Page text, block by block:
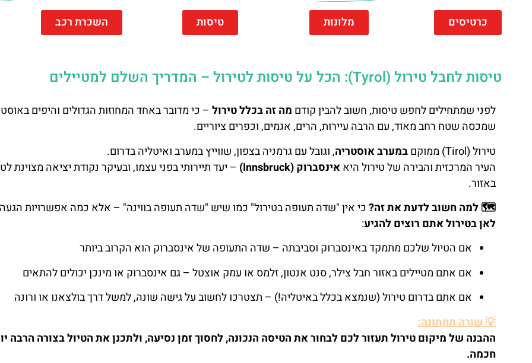
כרטיסים מלונות טיסות השכרת רכב
טיסות לחבל טירול (Tyrol): הכל על טיסות לטירול – המדריך השלם למטיילים
לפני שמתחילים לחפש טיסות, חשוב להבין קודם מה זה בכלל טירול– כי מדובר באחד המחוזות הגדולים והיפים
שמכסה שטח רחב מאוד, עם הרבה עיירות, הרים, אגמים, וכפרים ציוריים.
טירול (Tirol) ממוקם
במערב אוסטריה, וגובל עם גרמניה בצפון, שווייץ במערב ואיטליה בדרום.
העיר המרכזית והבירה של טירול היאאינסברוק (Innsbruck)
– יעד תיירותי בפני עצמו, ובעיקר נקודת יציאה מצוינת
באזור.
🗺️ למה חשוב לדעת את זה?כי אין "שדה תעופה בטירול" כמו שיש "שדה תעופה בווינה" – אלא כמה אפשרויות
לאן בטירול אתם רוצים להגיע:
אם הטיול שלכם מתמקד באינסברוק וסביבתה – שדה התעופה של אינסברוק הוא הקרוב ביותר
אם אתם מטיילים באזור חבל צילר, סנט אנטון, זלמס או עמק אוצטל – גם אינסברוק או מינכן יכולים להתאים
אם אתם בדרום טירול (שנמצא בכלל באיטליה!) – תצטרכו לחשוב על גישה שונה, למשל דרך בולצאנו או ורונה
💡 שורה תחתונה:
ההבנה של מיקום טירול תעזור לכם לבחור את הטיסה הנכונה, לחסוך זמן נסיעה, ולתכנן את הטיול בצורה הרבה
חכמה.